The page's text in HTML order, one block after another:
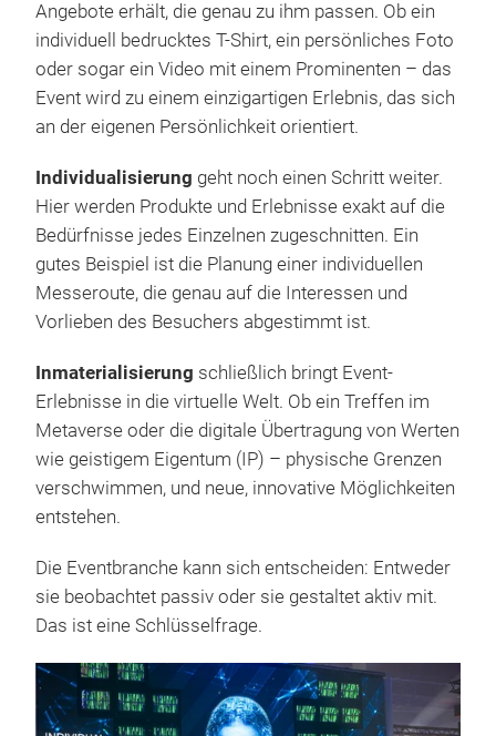
Angebote erhält, die genau zu ihm passen. Ob ein
individuell bedrucktes T-Shirt, ein persönliches Foto
oder sogar ein Video mit einem Prominenten – das
Event wird zu einem einzigartigen Erlebnis, das sich
an der eigenen Persönlichkeit orientiert.
Individualisierung geht noch einen Schritt weiter.
Hier werden Produkte und Erlebnisse exakt auf die
Bedürfnisse jedes Einzelnen zugeschnitten. Ein
gutes Beispiel ist die Planung einer individuellen
Messeroute, die genau auf die Interessen und
Vorlieben des Besuchers abgestimmt ist.
Inmaterialisierung schließlich bringt Event-
Erlebnisse in die virtuelle Welt. Ob ein Treffen im
Metaverse oder die digitale Übertragung von Werten
wie geistigem Eigentum (IP) – physische Grenzen
verschwimmen, und neue, innovative Möglichkeiten
entstehen.
Die Eventbranche kann sich entscheiden: Entweder
sie beobachtet passiv oder sie gestaltet aktiv mit.
Das ist eine Schlüsselfrage.